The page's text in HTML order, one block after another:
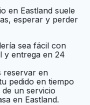
Ir al sitio web
Ir al sitio web
Ir al sitio web
en Eastland suele
esperar y perder
sea fácil con
y entrega en 24
reservar en
pedido en tiempo
un servicio
en Eastland.